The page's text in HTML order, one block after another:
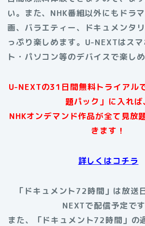
い。また、NHK番組以外にもドラ
画、バラエティー、ドキュメンタ
っぷり楽しめます。U-NEXTはス
ト・パソコン等のデバイスで楽しめ
U-NEXTの31日間無料トライアル
題パック」に入れば
NHKオンデマンド作品が全て見放
きます！
詳しくはコチラ
「ドキュメント72時間」は放送
NEXTで配信予定です
また、「ドキュメント72時間」の